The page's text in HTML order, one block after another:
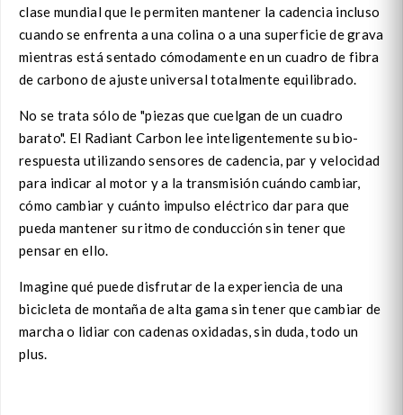
clase mundial que le permiten mantener la cadencia incluso
cuando se enfrenta a una colina o a una superficie de grava
mientras está sentado cómodamente en un cuadro de fibra
de carbono de ajuste universal totalmente equilibrado.
No se trata sólo de "piezas que cuelgan de un cuadro
barato". El Radiant Carbon lee inteligentemente su bio-
respuesta utilizando sensores de cadencia, par y velocidad
para indicar al motor y a la transmisión cuándo cambiar,
cómo cambiar y cuánto impulso eléctrico dar para que
pueda mantener su ritmo de conducción sin tener que
pensar en ello.
Imagine qué puede disfrutar de la experiencia de una
bicicleta de montaña de alta gama sin tener que cambiar de
marcha o lidiar con cadenas oxidadas, sin duda, todo un
plus.